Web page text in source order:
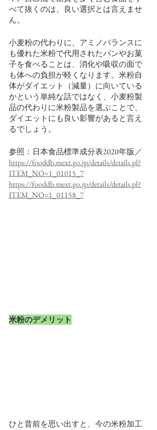
べて抜くのは、良い選択とは言えませ
ん。
小麦粉の代わりに、アミノバランスに
も優れた米粉で代用されたパンやお菓
子を食べることは、消化や吸収の面で
も体への負担が軽くなります。米粉自
体がダイエット（減量）に向いている
かという単純な話ではなく、小麦粉製
品の代わりに米粉製品を選ぶことで、
ダイエットにも良い影響があると言え
るでしょう。
参照：日本食品標準成分表2020年版／
https://fooddb.mext.go.jp/details/details.pl?
ITEM_NO=1_01015_7
https://fooddb.mext.go.jp/details/details.pl?
ITEM_NO=1_01158_7
米粉のデメリット
ひと昔前を思い出すと、今の米粉加工